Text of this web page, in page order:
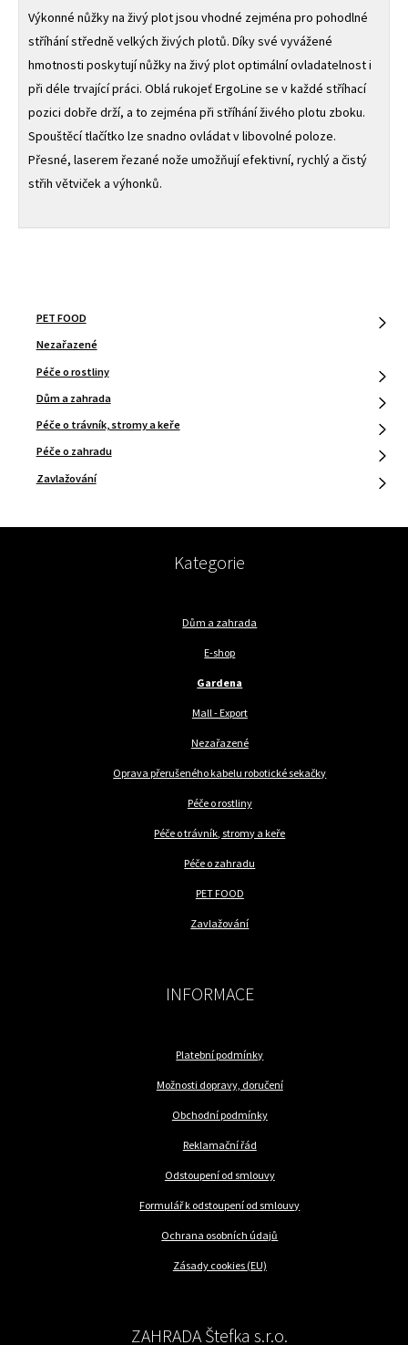
550/50
Výkonné nůžky na živý plot jsou vhodné zejména pro pohodlné
stříhání středně velkých živých plotů. Díky své vyvážené
hmotnosti poskytují nůžky na živý plot optimální ovladatelnost i
při déle trvající práci. Oblá rukojeť ErgoLine se v každé stříhací
pozici dobře drží, a to zejména při stříhání živého plotu zboku.
Spouštěcí tlačítko lze snadno ovládat v libovolné poloze.
Přesné, laserem řezané nože umožňují efektivní, rychlý a čistý
střih větviček a výhonků.
PET FOOD
Nezařazené
Péče o rostliny
Dům a zahrada
Péče o trávník, stromy a keře
Péče o zahradu
Zavlažování
Kategorie
Dům a zahrada
E-shop
Gardena
Mall - Export
Nezařazené
Oprava přerušeného kabelu robotické sekačky
Péče o rostliny
Péče o trávník, stromy a keře
Péče o zahradu
PET FOOD
Zavlažování
INFORMACE
Platební podmínky
Možnosti dopravy, doručení
Obchodní podmínky
Reklamační řád
Odstoupení od smlouvy
Formulář k odstoupení od smlouvy
Ochrana osobních údajů
Zásady cookies (EU)
ZAHRADA Štefka s.r.o.